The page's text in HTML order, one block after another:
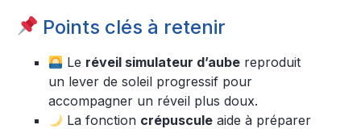
Points clés à retenir
Le réveil simulateur d’aube reproduit
un lever de soleil progressif pour
accompagner un réveil plus doux.
La fonction crépuscule aide à préparer